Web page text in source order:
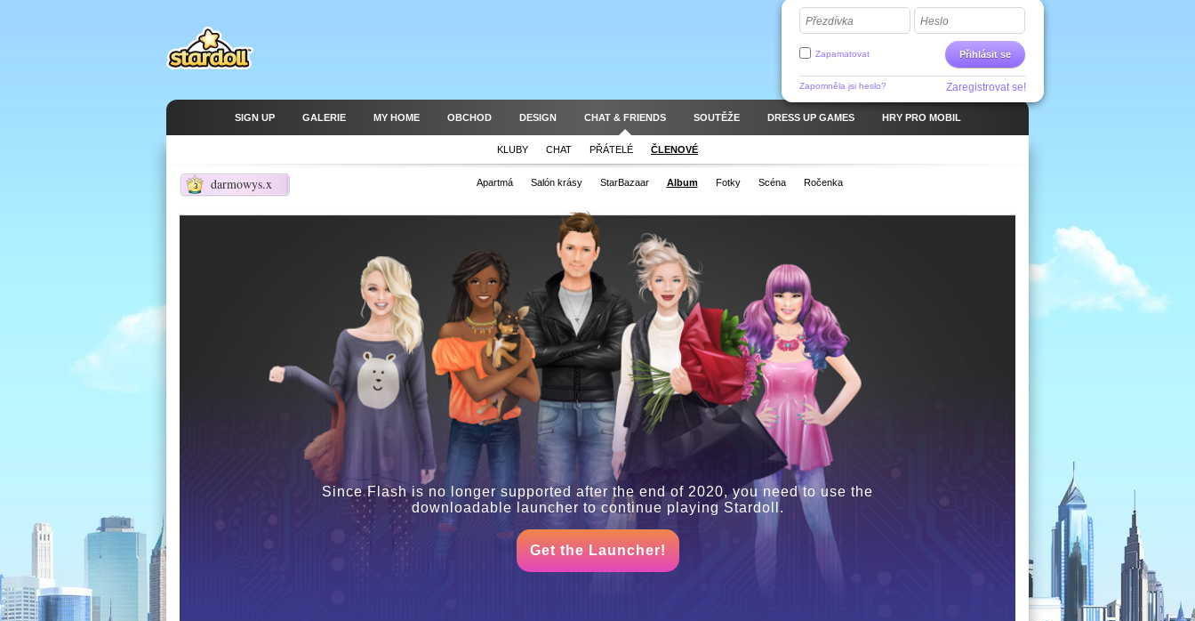
Přezdívka Heslo
Přihlásit se
Zapamatovat
Zapomněla jsi heslo? Zaregistrovat se!
SIGN UP GALERIE MY HOME OBCHOD DESIGN CHAT & FRIENDS SOUTĚŽE DRESS UP GAMES HRY PRO MOBIL
KLUBY CHAT PŘÁTELÉ ČLENOVÉ
darmowys.x
3 Apartmá Salón krásy StarBazaar Album Fotky Scéna Ročenka
Since Flash is no longer supported after the end of 2020, you need to use the
downloadable launcher to continue playing Stardoll.
Get the Launcher!